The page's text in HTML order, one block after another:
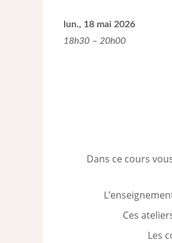
lun., 18 mai 2026
18h30 – 20h00
Dans ce cours
Ces
Les